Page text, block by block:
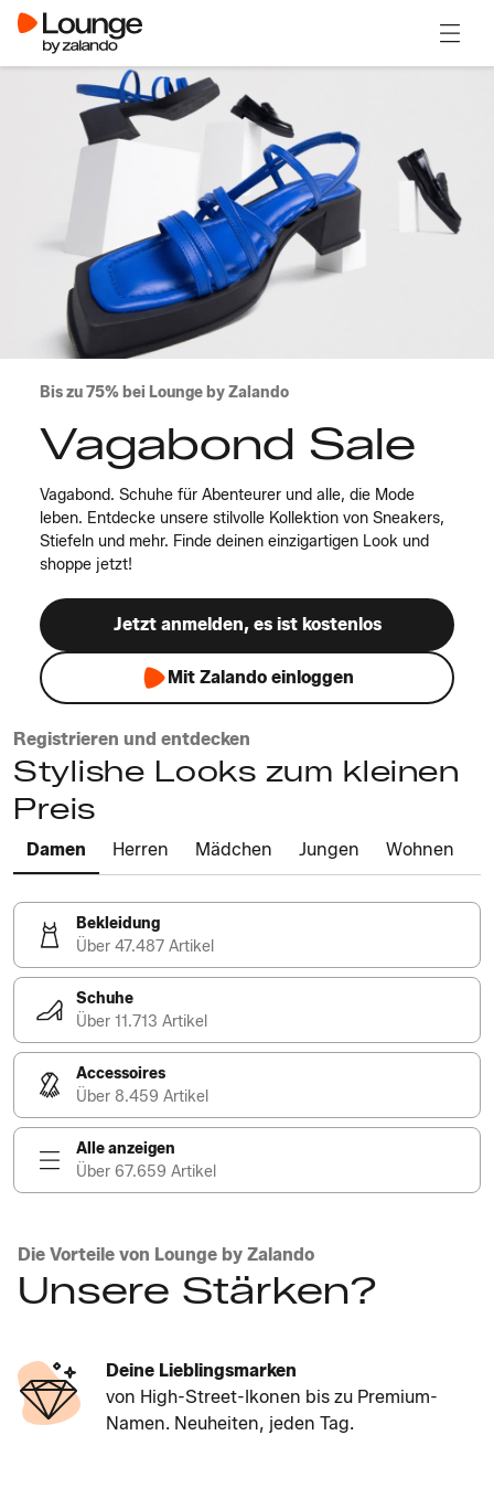
Bis zu 75% bei Lounge by Zalando
Vagabond Sale
Vagabond. Schuhe für Abenteurer und alle, die Mode
leben. Entdecke unsere stilvolle Kollektion von Sneakers,
Stiefeln und mehr. Finde deinen einzigartigen Look und
shoppe jetzt!
Jetzt anmelden, es ist kostenlos
Mit Zalando einloggen
Registrieren und entdecken
Stylishe Looks zum kleinen
Preis
Damen Herren Mädchen Jungen Wohnen
Bekleidung
Über 47.487 Artikel
Schuhe
Über 11.713 Artikel
Accessoires
Über 8.459 Artikel
Alle anzeigen
Über 67.659 Artikel
Die Vorteile von Lounge by Zalando
Unsere Stärken?
Deine Lieblingsmarken
von High-Street-Ikonen bis zu Premium-
Namen. Neuheiten, jeden Tag.